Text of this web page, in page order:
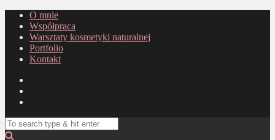
O mnie
Współpraca
Warsztaty kosmetyki naturalnej
Portfolio
Kontakt